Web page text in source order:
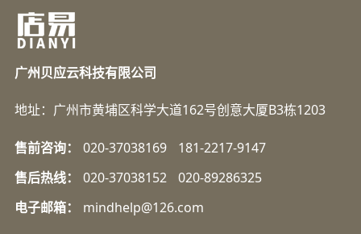
广州贝应云科技有限公司
地址：广州市黄埔区科学大道162号创意大厦B3栋1203
售前咨询： 020-37038169
181-2217-9147
售后热线：
020-37038152
020-89286325
电子邮箱：
mindhelp@126.com